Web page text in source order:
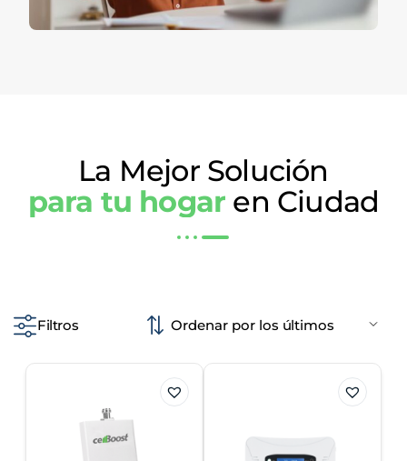
La Mejor Solución
para tu hogar en Ciudad
Filtros